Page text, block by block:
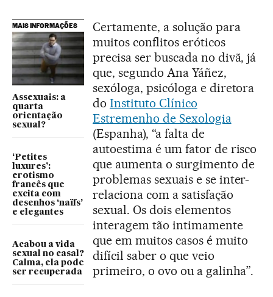
MAIS INFORMAÇÕES
Assexuais: a
quarta
orientação
sexual?
‘Petites
luxures’:
erotismo
francês que
excita com
desenhos ‘naïfs’
e elegantes
Acabou a vida
sexual no casal?
Calma, ela pode
ser recuperada
Certamente, a solução para
muitos conflitos eróticos
precisa ser buscada no divã, já
que, segundo Ana Yáñez,
sexóloga, psicóloga e diretora
do Instituto Clínico
Estremenho de Sexologia
(Espanha), “a falta de
autoestima é um fator de risco
que aumenta o surgimento de
problemas sexuais e se inter-
relaciona com a satisfação
sexual. Os dois elementos
interagem tão intimamente
que em muitos casos é muito
difícil saber o que veio
primeiro, o ovo ou a galinha”.